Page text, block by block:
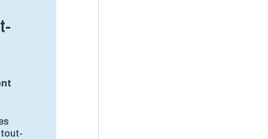
tout-